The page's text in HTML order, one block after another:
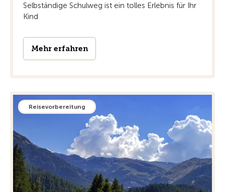
Selbständige Schulweg ist ein tolles Erlebnis für Ihr
Kind
Mehr erfahren
Reisevorbereitung